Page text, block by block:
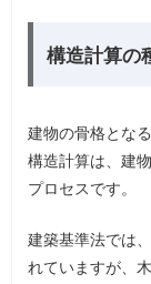
構造計算の
建物の骨格とな
構造計算は、建
プロセスです。
建築基準法では
れていますが、